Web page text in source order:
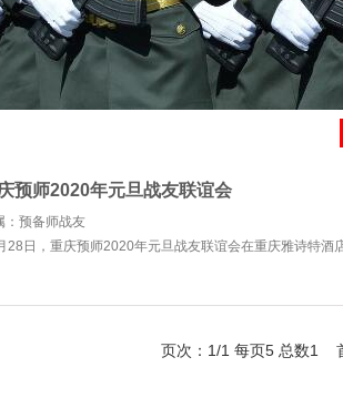
预师2020年元旦战友联谊会
：预备师战友
28日，重庆预师2020年元旦战友联谊会在重庆雅诗特酒
页次：1/1 每页5 总数1